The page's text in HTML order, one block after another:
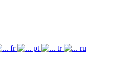
fr pt tr ru